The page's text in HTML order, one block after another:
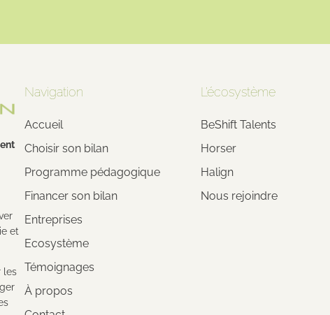
et
les
Navigation
Accueil
Choisir son bilan
Programme pédagogique
Financer son bilan
Entreprises
Ecosystème
Témoignages
À propos
L’écosystème
BeShift Talents
Horser
Halign
Nous rejoindre